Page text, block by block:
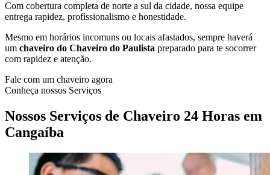
Com cobertura completa de norte a sul da cidade, nossa equipe
entrega rapidez, profissionalismo e honestidade.
Mesmo em horários incomuns ou locais afastados, sempre haverá
um chaveiro do Chaveiro do Paulista preparado para te socorrer
com rapidez e atenção.
Fale com um chaveiro agora
Conheça nossos Serviços
Nossos Serviços de Chaveiro 24 Horas em
Cangaíba